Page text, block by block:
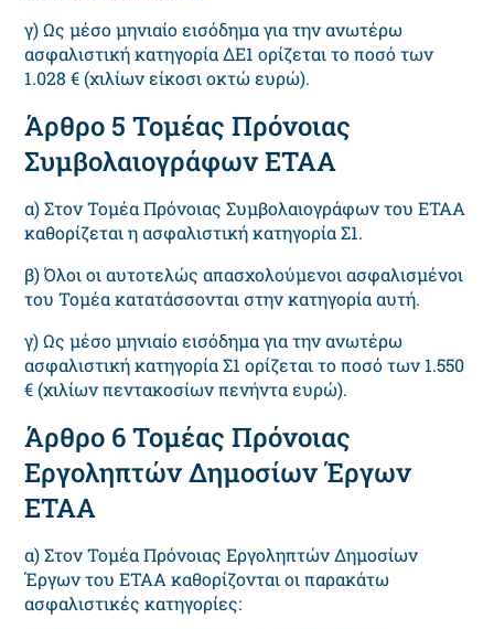
γ) Ως μέσο μηνιαίο εισόδημα για την ανωτέρω
ασφαλιστική κατηγορία ΔΕ1 ορίζεται το ποσό των
1.028 € (χιλίων είκοσι οκτώ ευρώ).
Άρθρο 5 Τομέας Πρόνοιας
Συμβολαιογράφων ΕΤΑΑ
α) Στον Τομέα Πρόνοιας Συμβολαιογράφων του ΕΤΑΑ
καθορίζεται η ασφαλιστική κατηγορία Σ1.
β) Όλοι οι αυτοτελώς απασχολούμενοι ασφαλισμένοι
του Τομέα κατατάσσονται στην κατηγορία αυτή.
γ) Ως μέσο μηνιαίο εισόδημα για την ανωτέρω
ασφαλιστική κατηγορία Σ1 ορίζεται το ποσό των 1.550
€ (χιλίων πεντακοσίων πενήντα ευρώ).
Άρθρο 6 Τομέας Πρόνοιας
Εργοληπτών Δημοσίων Έργων
ΕΤΑΑ
α) Στον Τομέα Πρόνοιας Εργοληπτών Δημοσίων
Έργων του ΕΤΑΑ καθορίζονται οι παρακάτω
ασφαλιστικές κατηγορίες: